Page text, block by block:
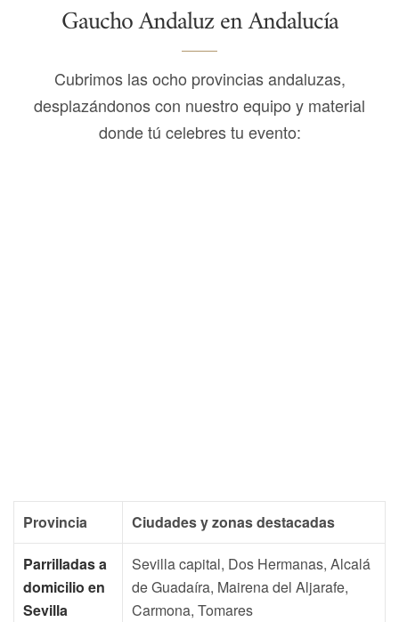
Gaucho Andaluz en Andalucía
Cubrimos las ocho provincias andaluzas,
desplazándonos con nuestro equipo y material
donde tú celebres tu evento:
Provincia Ciudades y zonas destacadas
Parrilladas a
domicilio en
Sevilla
Sevilla capital, Dos Hermanas, Alcalá
de Guadaíra, Mairena del Aljarafe,
Carmona, Tomares